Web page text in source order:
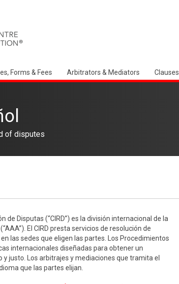
Forms & Fees Arbitrators & Mediators Clauses
of disputes
de Disputas (“CIRD”) es la división internacional de la
El CIRD presta servicios de resolución de
las sedes que eligen las partes. Los Procedimientos
internacionales diseñadas para obtener un
justo. Los arbitrajes y mediaciones que tramita el
que las partes elijan.